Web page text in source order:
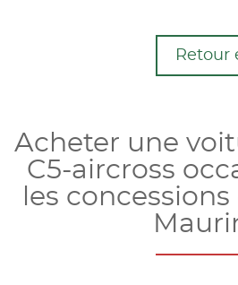
Retour
Acheter une
C5-aircross
les